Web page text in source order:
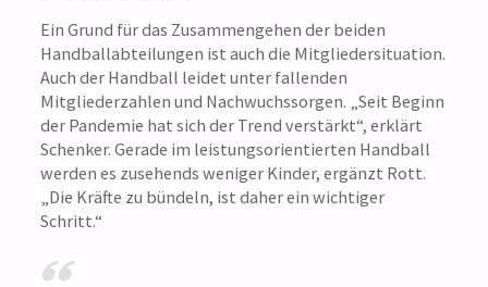
Ein Grund für das Zusammengehen der beiden
Handballabteilungen ist auch die Mitgliedersituation.
Auch der Handball leidet unter fallenden
Mitgliederzahlen und Nachwuchssorgen. „Seit Beginn
der Pandemie hat sich der Trend verstärkt“, erklärt
Schenker. Gerade im leistungsorientierten Handball
werden es zusehends weniger Kinder, ergänzt Rott.
„Die Kräfte zu bündeln, ist daher ein wichtiger
Schritt.“